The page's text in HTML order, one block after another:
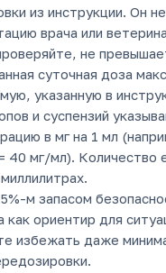
из инструкции. Он
врача или
не
суточная доза
указанную в
и суспензий
в мг на 1 мл
40 мг/мл). Количество
м запасом
как ориентир для
избежать даже